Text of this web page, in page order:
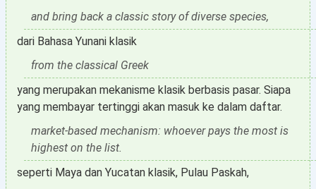
and bring back a classic story of diverse species,
dari Bahasa Yunani klasik
from the classical Greek
yang merupakan mekanisme klasik berbasis pasar. Siapa
yang membayar tertinggi akan masuk ke dalam daftar.
market-based mechanism: whoever pays the most is
highest on the list.
seperti Maya dan Yucatan klasik, Pulau Paskah,